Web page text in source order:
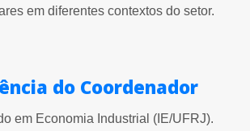
em diferentes contextos do setor.
do Coordenador
em Economia Industrial (IE/UFRJ).